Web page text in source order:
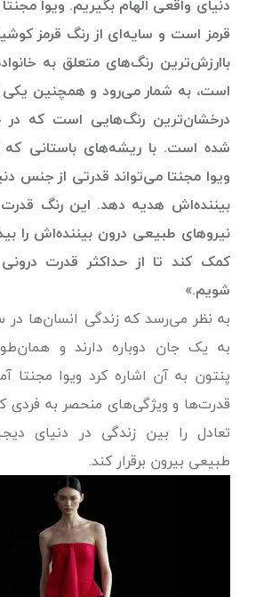
دنیای واقعی الهام بگیریم. ویوا مجنتا
قرمز است و سایه‌ای از رنگ قرمز
باارزش‌ترین رنگ‌های متعلق به
است، به شمار می‌رود و همچنین یکی
درخشان‌ترین رنگ‌هایی است که در
شده است. با ریشه‌های باستانی که
ویوا مجنتا می‌تواند قدرتی از جنس
بیننده‌اش هدیه دهد. این رنگ قدرت
نیروهای طبیعی درون بیننده‌اش را
کمک کند تا از حداکثر قدرت
شویم.»
به یک جان دوباره دارند و
پنتون به آن اشاره کرد ویوا مجنتا
قدرت‌ها و ویژگی‌های منحصر به‌ فردی
تعادل را بین زندگی در دنیای
طبیعی بیرون برقرار کند.